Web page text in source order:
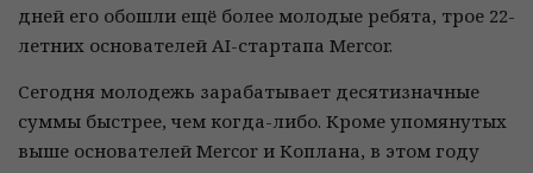
дней его обошли ещё более молодые ребята, трое 22-
летних основателей AI-стартапа Mercor.
Сегодня молодежь зарабатывает десятизначные
суммы быстрее, чем когда-либо. Кроме упомянутых
выше основателей Mercor и Коплана, в этом году